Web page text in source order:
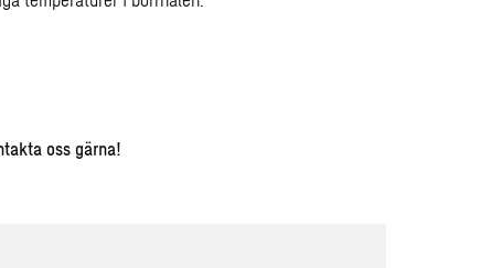
oss gärna!